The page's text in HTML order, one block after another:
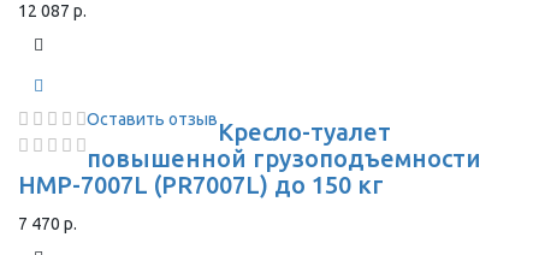
12 087 р.
Оставить отзывКресло-туалет
повышенной грузоподъемности
HMP-7007L (PR7007L) до 150 кг
7 470 р.